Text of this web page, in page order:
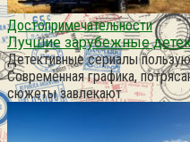
Достопримечательности
Лучшие зарубежные
Детективные сериалы
Современная графика,
сюжеты завлекают